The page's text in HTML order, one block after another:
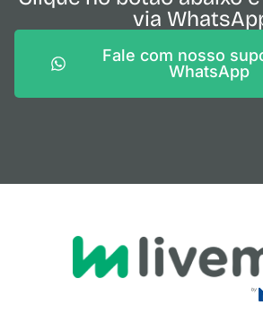
via
Fale com nosso
WhatsApp